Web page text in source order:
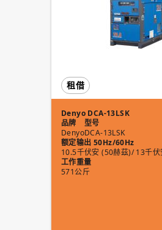
租借
Denyo DCA-13LSK
品牌
Denyo
型号
DCA-13LSK
额定输出 50Hz/60Hz
10.5千伏安 (50赫茲)/ 13千
工作重量
571公斤